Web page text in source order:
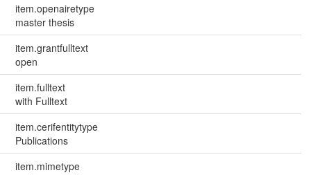
item.openairetype
master thesis
item.grantfulltext
open
item.fulltext
with Fulltext
item.cerifentitytype
Publications
item.mimetype